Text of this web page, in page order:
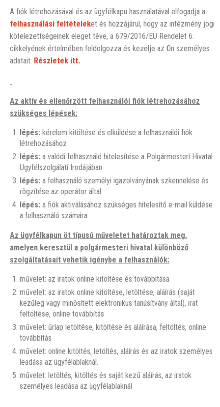
A fiók létrehozásával és az ügyfélkapu használatával elfogadja a
felhasználási feltételeket és hozzájárul, hogy az intézmény jogi
kötelezettségeinek eleget téve, a 679/2016/EU Rendelet 6.
cikkelyének értelmében feldolgozza és kezelje az Ön személyes
adatait. Részletek itt.
Az aktív és ellenőrzött felhasználói fiók létrehozásához
szükséges lépések:
lépés: kérelem kitöltése és elküldése a felhasználói fiók
létrehozásához
lépés: a valódi felhasználó hitelesítése a Polgármesteri Hivatal
Ügyfélszolgálati Irodájában
lépés: a felhasználó személyi igazolványának szkennelése és
rögzítése az operátor által
lépés: a fiók aktiválásához szükséges hitelesítő e-mail küldése
a felhasználó számára
Az ügyfélkapun öt típusú műveletet határoztak meg,
amelyen keresztül a polgármesteri hivatal különböző
szolgáltatásait vehetik igénybe a felhasználók:
művelet: az iratok online kitöltése és továbbítása
művelet: az iratok online kitöltése, letöltése, aláírás (saját
kezűleg vagy minősített elektronikus tanúsítvány által), irat
feltöltése, online továbbítás
művelet: űrlap letöltése, kitöltése és aláírása, feltöltés, online
továbbítás
művelet: online kitöltés, letöltés, aláírás és az iratok személyes
leadása az ügyfélablaknál.
művelet: letöltés, kitöltés és saját kezű aláírás, az iratok
személyes leadása az ügyfélablaknál